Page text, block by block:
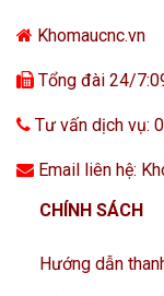
Khomaucnc.vn
Tổng đài 24/
Tư vấn dịch vụ:
Email liên hệ:
CHÍNH SÁCH
Hướng dẫn